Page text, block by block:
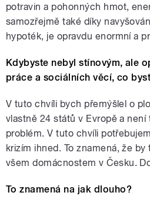
potravin a pohonných hmot,
samozřejmě také díky
hypoték, je opravdu enormní a
Kdybyste nebyl stínovým, ale
práce a sociálních věcí, co
V tuto chvíli bych přemýšlel o
vlastně 24 států v Evropě a není
problém. V tuto chvíli
krizím ihned. To znamená, že
všem domácnostem v Česku.
To znamená na jak dlouho?